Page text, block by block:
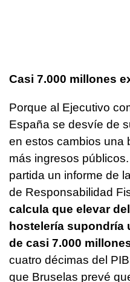
Casi 7.000 millones
Porque al Ejecutivo
España se desvíe de
en estos cambios una
más ingresos
partida un informe de
de Responsabilidad
calcula que elevar
hostelería supondría
de casi 7.000
cuatro décimas del
que Bruselas prevé